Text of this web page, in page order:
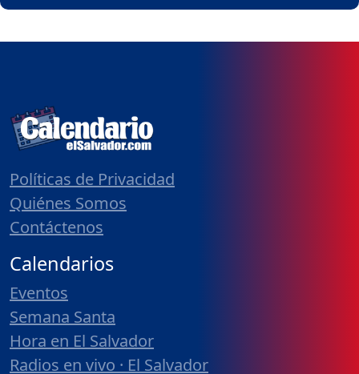
Políticas de Privacidad
Quiénes Somos
Contáctenos
Calendarios
Eventos
Semana Santa
Hora en El Salvador
Radios en vivo · El Salvador